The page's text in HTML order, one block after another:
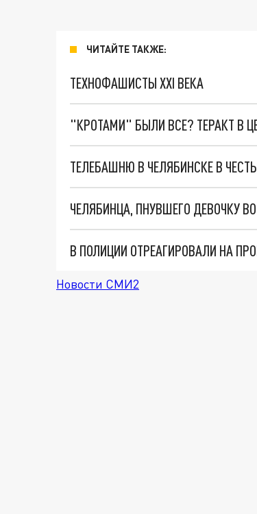
ЧИТАЙТЕ ТАКЖЕ:
ТЕХНОФАШИСТЫ XXI ВЕКА
"КРОТАМИ" БЫЛИ ВСЕ? ТЕРАКТ В
ТЕЛЕБАШНЮ В ЧЕЛЯБИНСКЕ В
ЧЕЛЯБИНЦА, ПНУВШЕГО ДЕВОЧКУ
Новости СМИ2